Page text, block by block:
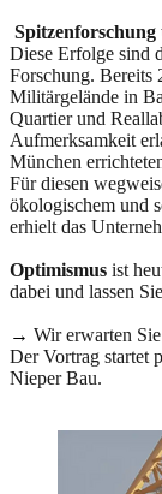
Diese Erfolge sind
Forschung. Bereits
Militärgelände in
Quartier und
Aufmerksamkeit
München
Für diesen
ökologischem und
erhielt das
Optimismus ist
dabei und lassen
→ Wir erwarten
Der Vortrag startet
Nieper Bau.